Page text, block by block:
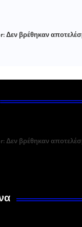
Δεν βρέθηκαν
Δεν βρέθηκαν